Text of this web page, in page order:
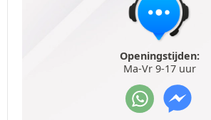
Openingstijden:
Ma-Vr 9-17 uur